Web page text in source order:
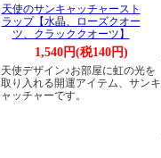
天使のサンキャッチャースト
ラップ【水晶、ローズクオー
ツ、クラッククオーツ】
1,540円(税140円)
天使デザイン♪お部屋に虹の光を
取り入れる開運アイテム、サンキ
ャッチャーです。